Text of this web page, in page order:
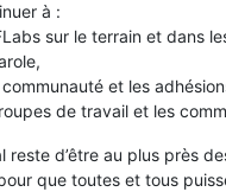
à :
sur le terrain et dans
et les
de travail et les
reste d’être au plus près
que toutes et tous